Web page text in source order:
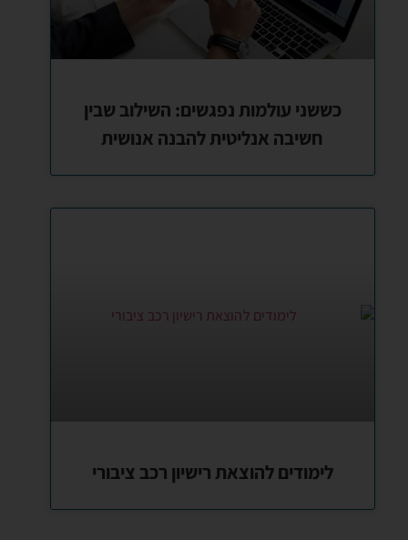
כששני עולמות נפגשים: השילוב שבין
חשיבה אנליטית להבנה אנושית
לימודים להוצאת רישיון רכב ציבורי